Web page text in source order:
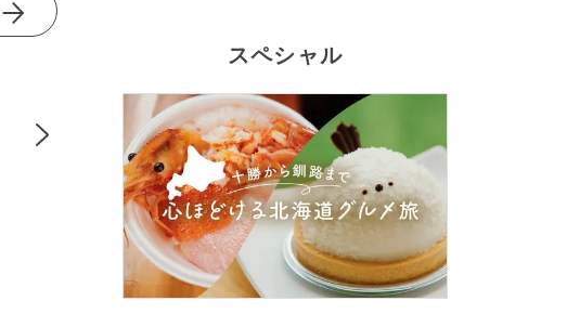
スペシャル